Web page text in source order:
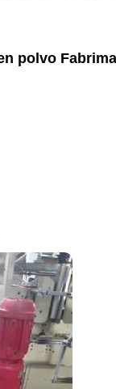
polvo Fabrima